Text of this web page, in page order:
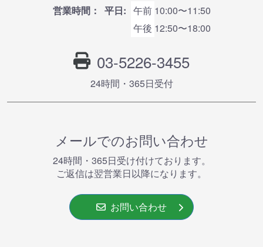
営業時間： 平日: 午前 10:00〜11:50
午後 12:50〜18:00
03-5226-3455
24時間・365⽇受付
メールでのお問い合わせ
24時間・365⽇受け付けております。
ご返信は翌営業⽇以降になります。
お問い合わせ